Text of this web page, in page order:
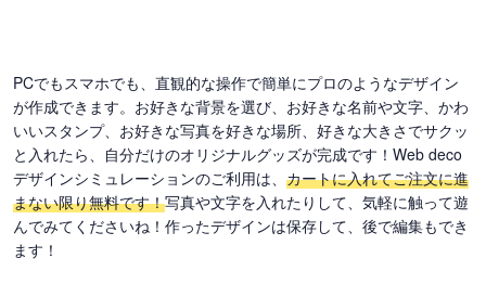
PCでもスマホでも、直観的な操作で簡単にプロのようなデザイン
が作成できます。お好きな背景を選び、お好きな名前や文字、かわ
いいスタンプ、お好きな写真を好きな場所、好きな大きさでサクッ
と入れたら、自分だけのオリジナルグッズが完成です！Web deco
デザインシミュレーションのご利用は、 カートに入れてご注文に進
まない限り無料です！写真や文字を入れたりして、気軽に触って遊
んでみてくださいね！作ったデザインは保存して、後で編集もでき
ます！